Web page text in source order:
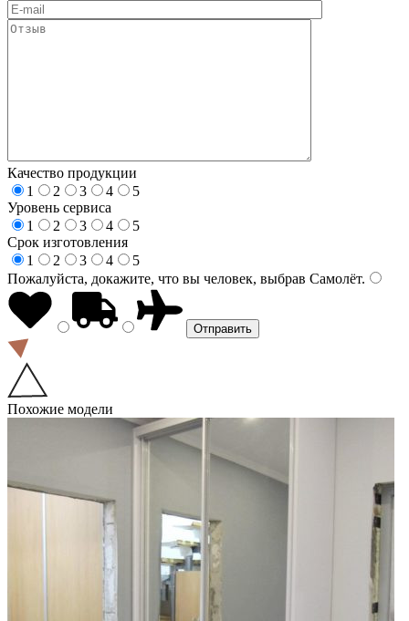
Качество продукции
1
2 3 4
5
Уровень сервиса
1
2 3 4
5
Срок изготовления
1
2 3 4
5
Пожалуйста, докажите, что вы человек, выбрав Самолёт.
Похожие модели